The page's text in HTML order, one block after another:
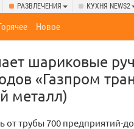
РАЗВЛЕЧЕНИЯ КУХНЯ NEWS2
Новое
шариковые
«Газпром
металл)
от трубы 700 предприятий-